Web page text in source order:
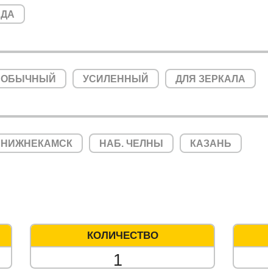
ДА
ОБЫЧНЫЙ УСИЛЕННЫЙ ДЛЯ ЗЕРКАЛА
НИЖНЕКАМСК НАБ. ЧЕЛНЫ КАЗАНЬ
КОЛИЧЕСТВО